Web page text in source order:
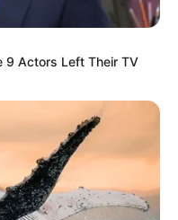
9 Actors Left Their TV